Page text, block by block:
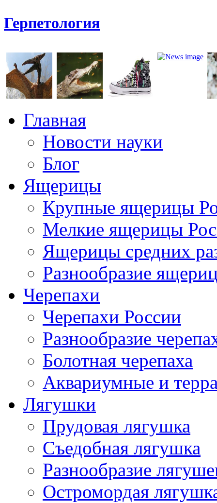
Герпетология
Главная
Новости науки
Блог
Ящерицы
Крупные ящерицы
Мелкие ящерицы
Ящерицы средних
Разнообразие
Черепахи
Черепахи России
Разнообразие
Болотная черепаха
Аквариумные и
Лягушки
Прудовая лягушка
Съедобная лягушка
Разнообразие
Остромордая